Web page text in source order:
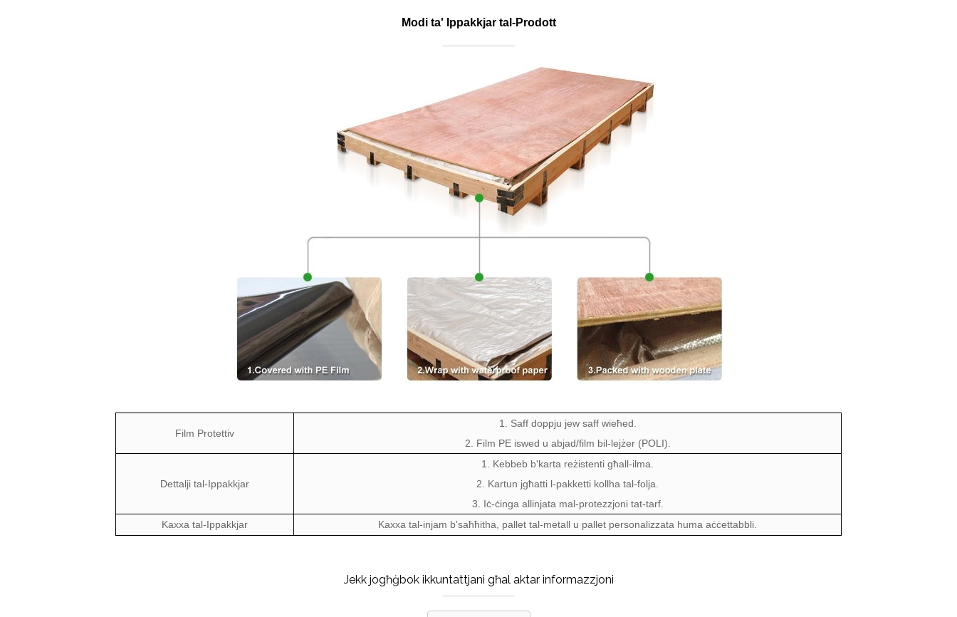
Modi ta' Ippakkjar tal-Prodott
Film Protettiv
1. Saff doppju jew saff wieħed.
2. Film PE iswed u abjad/film bil-lejżer (POLI).
Dettalji tal-Ippakkjar
1. Kebbeb b'karta reżistenti għall-ilma.
2. Kartun jgħatti l-pakketti kollha tal-folja.
3. Iċ-ċinga allinjata mal-protezzjoni tat-tarf.
Kaxxa tal-Ippakkjar
Kaxxa tal-injam b'saħħitha, pallet tal-metall u pallet personalizzata huma aċċettabbli.
Jekk jogħġbok ikkuntattjani għal aktar informazzjoni